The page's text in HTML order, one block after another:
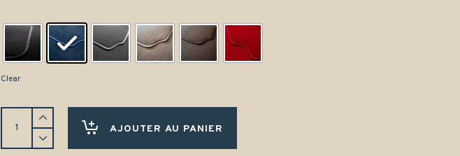
Clear
Tapis
BMW
AJOUTER AU PANIER